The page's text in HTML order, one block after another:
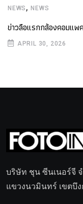
NEWS ,NEWS
ข่าวลือแรกกล้องคอมแพ
APRIL 30, 2026
บริษัท ชุน ซีนเนอร์จี
แขวงนวมินทร์ เขตบึ